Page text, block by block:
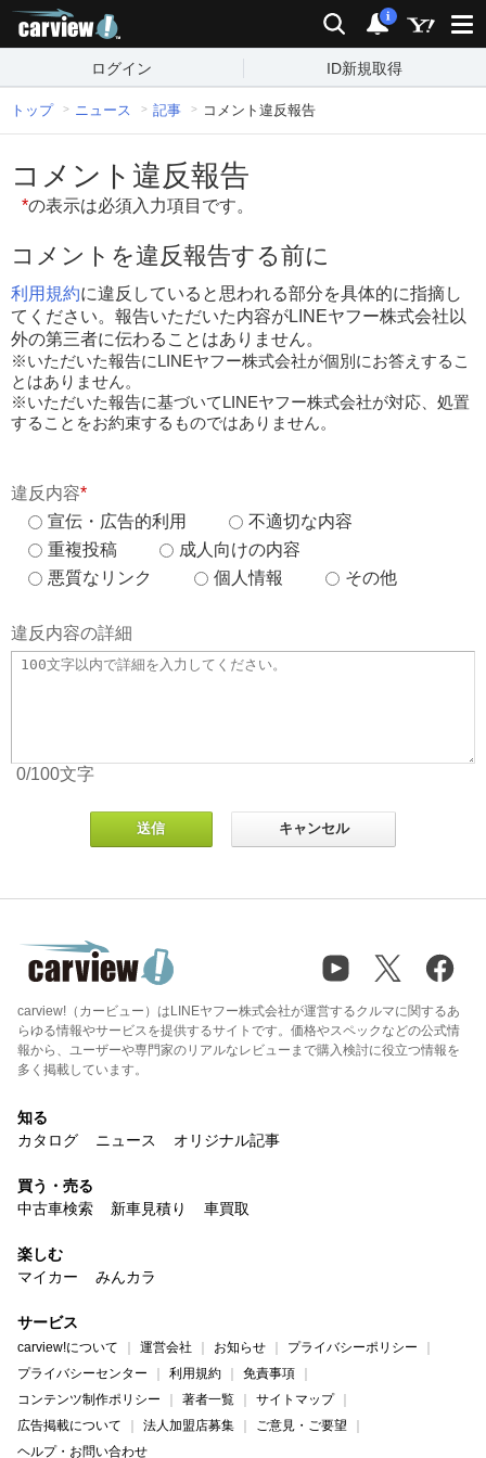
検索 通知
i
ログイン ID新規取得
トップ ニュース 記事 コメント違反報告
コメント違反報告
*の表示は必須入力項目です。
コメントを違反報告する前に
利用規約に違反していると思われる部分を具体的に指摘し
てください。報告いただいた内容がLINEヤフー株式会社以
外の第三者に伝わることはありません。
※いただいた報告にLINEヤフー株式会社が個別にお答えするこ
とはありません。
※いただいた報告に基づいてLINEヤフー株式会社が対応、処置
することをお約束するものではありません。
違反内容*
宣伝・広告的利用
不適切な内容
重複投稿
成人向けの内容
悪質なリンク
個人情報 その他
違反内容の詳細
0/100文字
carview!（カービュー）はLINEヤフー株式会社が運営するクルマに関するあ
らゆる情報やサービスを提供するサイトです。価格やスペックなどの公式情
報から、ユーザーや専門家のリアルなレビューまで購入検討に役立つ情報を
多く掲載しています。
知る
カタログ
ニュース オリジナル記事
買う・売る
中古車検索
新車見積り 車買取
楽しむ
マイカー
みんカラ
サービス
carview!について 運営会社 お知らせ
プライバシーポリシー
プライバシーセンター
利用規約
免責事項
コンテンツ制作ポリシー
著者一覧
サイトマップ
広告掲載について
法人加盟店募集
ご意見・ご要望
ヘルプ・お問い合わせ